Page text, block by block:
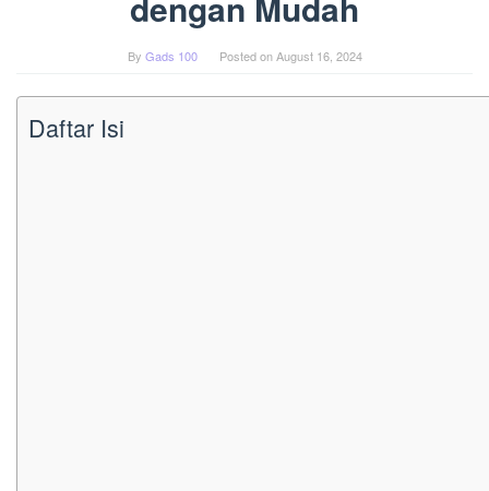
By Gads 100 Posted onAugust 16, 2024
Daftar Isi